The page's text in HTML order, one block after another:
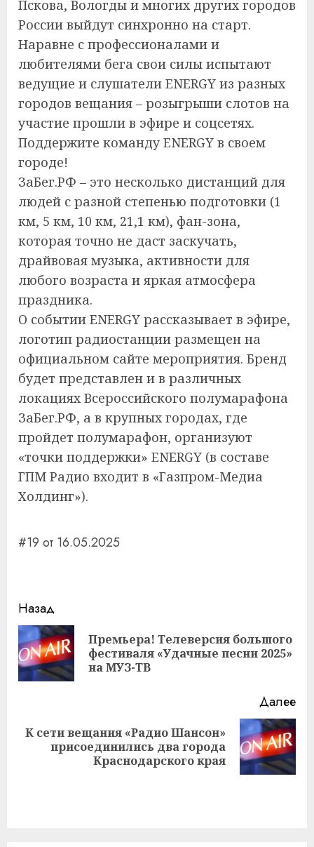
Пскова, Вологды и многих других городов
России выйдут синхронно на старт.
Наравне с профессионалами и
любителями бега свои силы испытают
ведущие и слушатели ENERGY из разных
городов вещания – розыгрыши слотов на
участие прошли в эфире и соцсетях.
Поддержите команду ENERGY в своем
городе!
ЗаБег.РФ – это несколько дистанций для
людей с разной степенью подготовки (1
км, 5 км, 10 км, 21,1 км), фан-зона,
которая точно не даст заскучать,
драйвовая музыка, активности для
любого возраста и яркая атмосфера
праздника.
О событии ENERGY рассказывает в эфире,
логотип радиостанции размещен на
официальном сайте мероприятия. Бренд
будет представлен и в различных
локациях Всероссийского полумарафона
ЗаБег.РФ, а в крупных городах, где
пройдет полумарафон, организуют
«точки поддержки» ENERGY (в составе
ГПМ Радио входит в «Газпром-Медиа
Холдинг»).
#19 от 16.05.2025
Навигация
записи
Назад
Премьера! Телеверсия большого
фестиваля «Удачные песни 2025»
на МУЗ-ТВ
Далее
Следующая
К сети вещания «Радио Шансон»
присоединились два города
Краснодарского края